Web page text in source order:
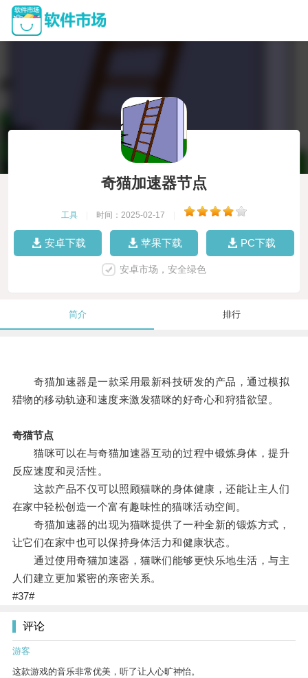
奇猫加速器节点
工具 时间：2025-02-17
安卓下载 苹果下载 PC下载
安卓市场，安全绿色
简介 排行
奇猫加速器是一款采用最新科技研发的产品，通过模拟
猎物的移动轨迹和速度来激发猫咪的好奇心和狩猎欲望。
奇猫节点
猫咪可以在与奇猫加速器互动的过程中锻炼身体，提升
反应速度和灵活性。
这款产品不仅可以照顾猫咪的身体健康，还能让主人们
在家中轻松创造一个富有趣味性的猫咪活动空间。
奇猫加速器的出现为猫咪提供了一种全新的锻炼方式，
让它们在家中也可以保持身体活力和健康状态。
通过使用奇猫加速器，猫咪们能够更快乐地生活，与主
人们建立更加紧密的亲密关系。
#37#
评论
游客
这款游戏的音乐非常优美，听了让人心旷神怡。